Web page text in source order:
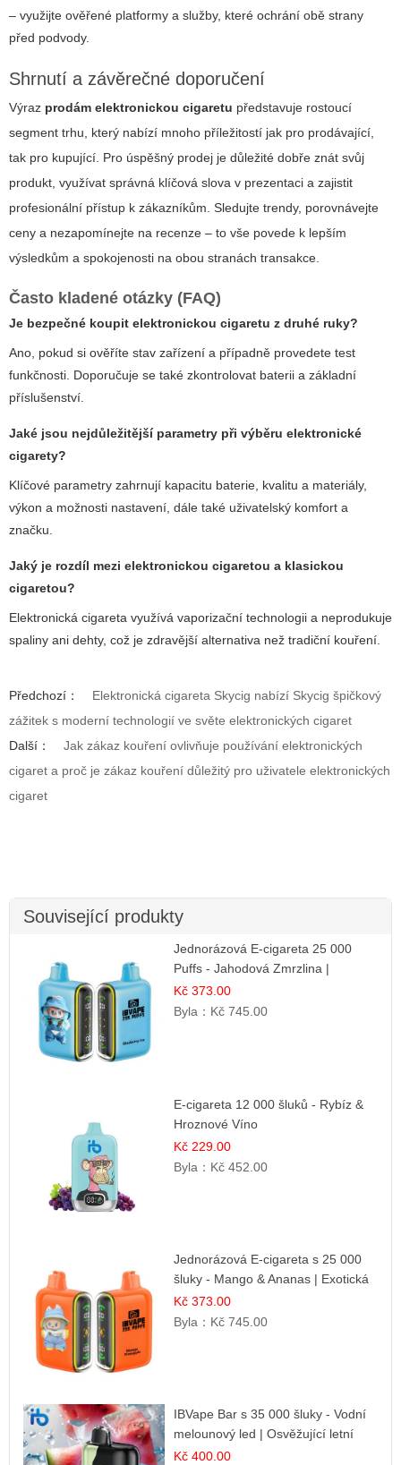
– využijte ověřené platformy a služby, které ochrání obě strany
před podvody.
Shrnutí a závěrečné doporučení
Výraz prodám elektronickou cigaretu představuje rostoucí
segment trhu, který nabízí mnoho příležitostí jak pro prodávající,
tak pro kupující. Pro úspěšný prodej je důležité dobře znát svůj
produkt, využívat správná klíčová slova v prezentaci a zajistit
profesionální přístup k zákazníkům. Sledujte trendy, porovnávejte
ceny a nezapomínejte na recenze – to vše povede k lepším
výsledkům a spokojenosti na obou stranách transakce.
Často kladené otázky (FAQ)
Je bezpečné koupit elektronickou cigaretu z druhé ruky?
Ano, pokud si ověříte stav zařízení a případně provedete test
funkčnosti. Doporučuje se také zkontrolovat baterii a základní
příslušenství.
Jaké jsou nejdůležitější parametry při výběru elektronické
cigarety?
Klíčové parametry zahrnují kapacitu baterie, kvalitu a materiály,
výkon a možnosti nastavení, dále také uživatelský komfort a
značku.
Jaký je rozdíl mezi elektronickou cigaretou a klasickou
cigaretou?
Elektronická cigareta využívá vaporizační technologii a neprodukuje
spaliny ani dehty, což je zdravější alternativa než tradiční kouření.
Předchozí：
Elektronická cigareta Skycig nabízí Skycig špičkový
zážitek s moderní technologií ve světe elektronických cigaret
Další：
Jak zákaz kouření ovlivňuje používání elektronických
cigaret a proč je zákaz kouření důležitý pro uživatele elektronických
cigaret
Související produkty
Jednorázová E-cigareta 25 000
Puffs - Jahodová Zmrzlina |
Krémová sladká příchuť
Kč 373.00
Byla： Kč 745.00
E-cigareta 12 000 šluků - Rybíz &
Hroznové Víno
Kč 229.00
Byla： Kč 452.00
Jednorázová E-cigareta s 25 000
šluky - Mango & Ananas | Exotická
ovocná směs
Kč 373.00
Byla： Kč 745.00
IBVape Bar s 35 000 šluky - Vodní
melounový led | Osvěžující letní
příchuť
Kč 400.00